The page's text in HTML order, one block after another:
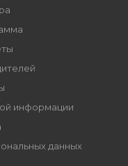
информации
данных